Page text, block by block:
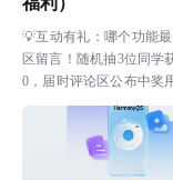
💡互动有礼：哪个功能
区留言！随机抽3位同学
0，届时评论区公布中奖
则：随机抽3位同学获得